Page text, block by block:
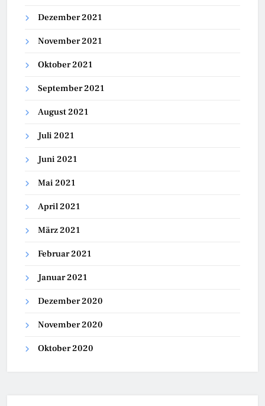
Dezember 2021
November 2021
Oktober 2021
September 2021
August 2021
Juli 2021
Juni 2021
Mai 2021
April 2021
März 2021
Februar 2021
Januar 2021
Dezember 2020
November 2020
Oktober 2020